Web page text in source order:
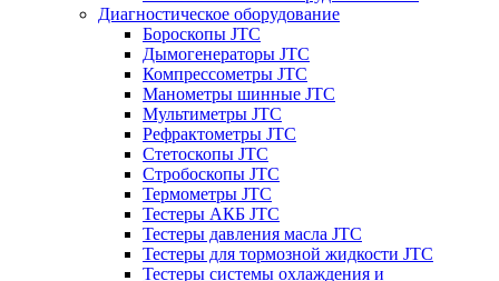
Диагностическое оборудование
Бороскопы JTC
Дымогенераторы JTC
Компрессометры JTC
Манометры шинные JTC
Мультиметры JTC
Рефрактометры JTC
Стетоскопы JTC
Стробоскопы JTC
Термометры JTC
Тестеры АКБ JTC
Тестеры давления масла JTC
Тестеры для тормозной жидкости JTC
Тестеры системы охлаждения и